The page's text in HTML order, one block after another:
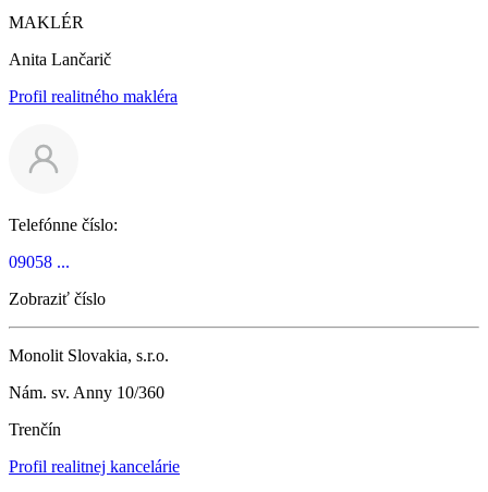
MAKLÉR
Anita Lančarič
Profil realitného makléra
Telefónne číslo:
09058 ...
Zobraziť číslo
Monolit Slovakia, s.r.o.
Nám. sv. Anny 10/360
Trenčín
Profil realitnej kancelárie